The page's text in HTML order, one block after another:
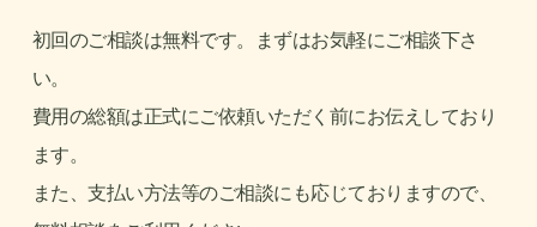
初回のご相談は無料です。まずはお気軽にご相談下さ
い。
費用の総額は正式にご依頼いただく前にお伝えしており
ます。
また、支払い方法等のご相談にも応じておりますので、